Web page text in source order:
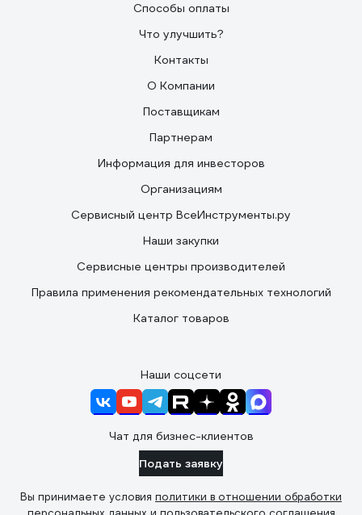
Способы оплаты
Что улучшить?
Контакты
О Компании
Поставщикам
Партнерам
Информация для инвесторов
Организациям
Сервисный центр ВсеИнструменты.ру
Наши закупки
Сервисные центры производителей
Правила применения рекомендательных технологий
Каталог товаров
Наши соцсети
Чат для бизнес-клиентов
Подать заявку
Вы принимаете условия политики в отношении обработки